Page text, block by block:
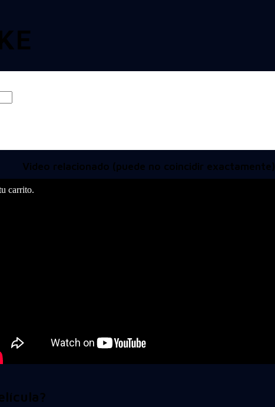
carrito.
Video relacionado (puede no coincidir exactamente)